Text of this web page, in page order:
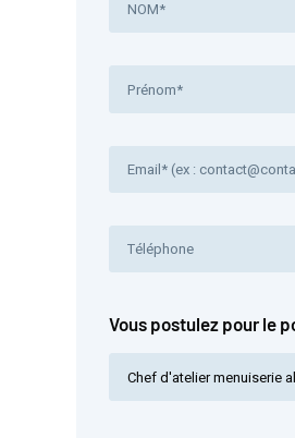
Vous postulez pour le